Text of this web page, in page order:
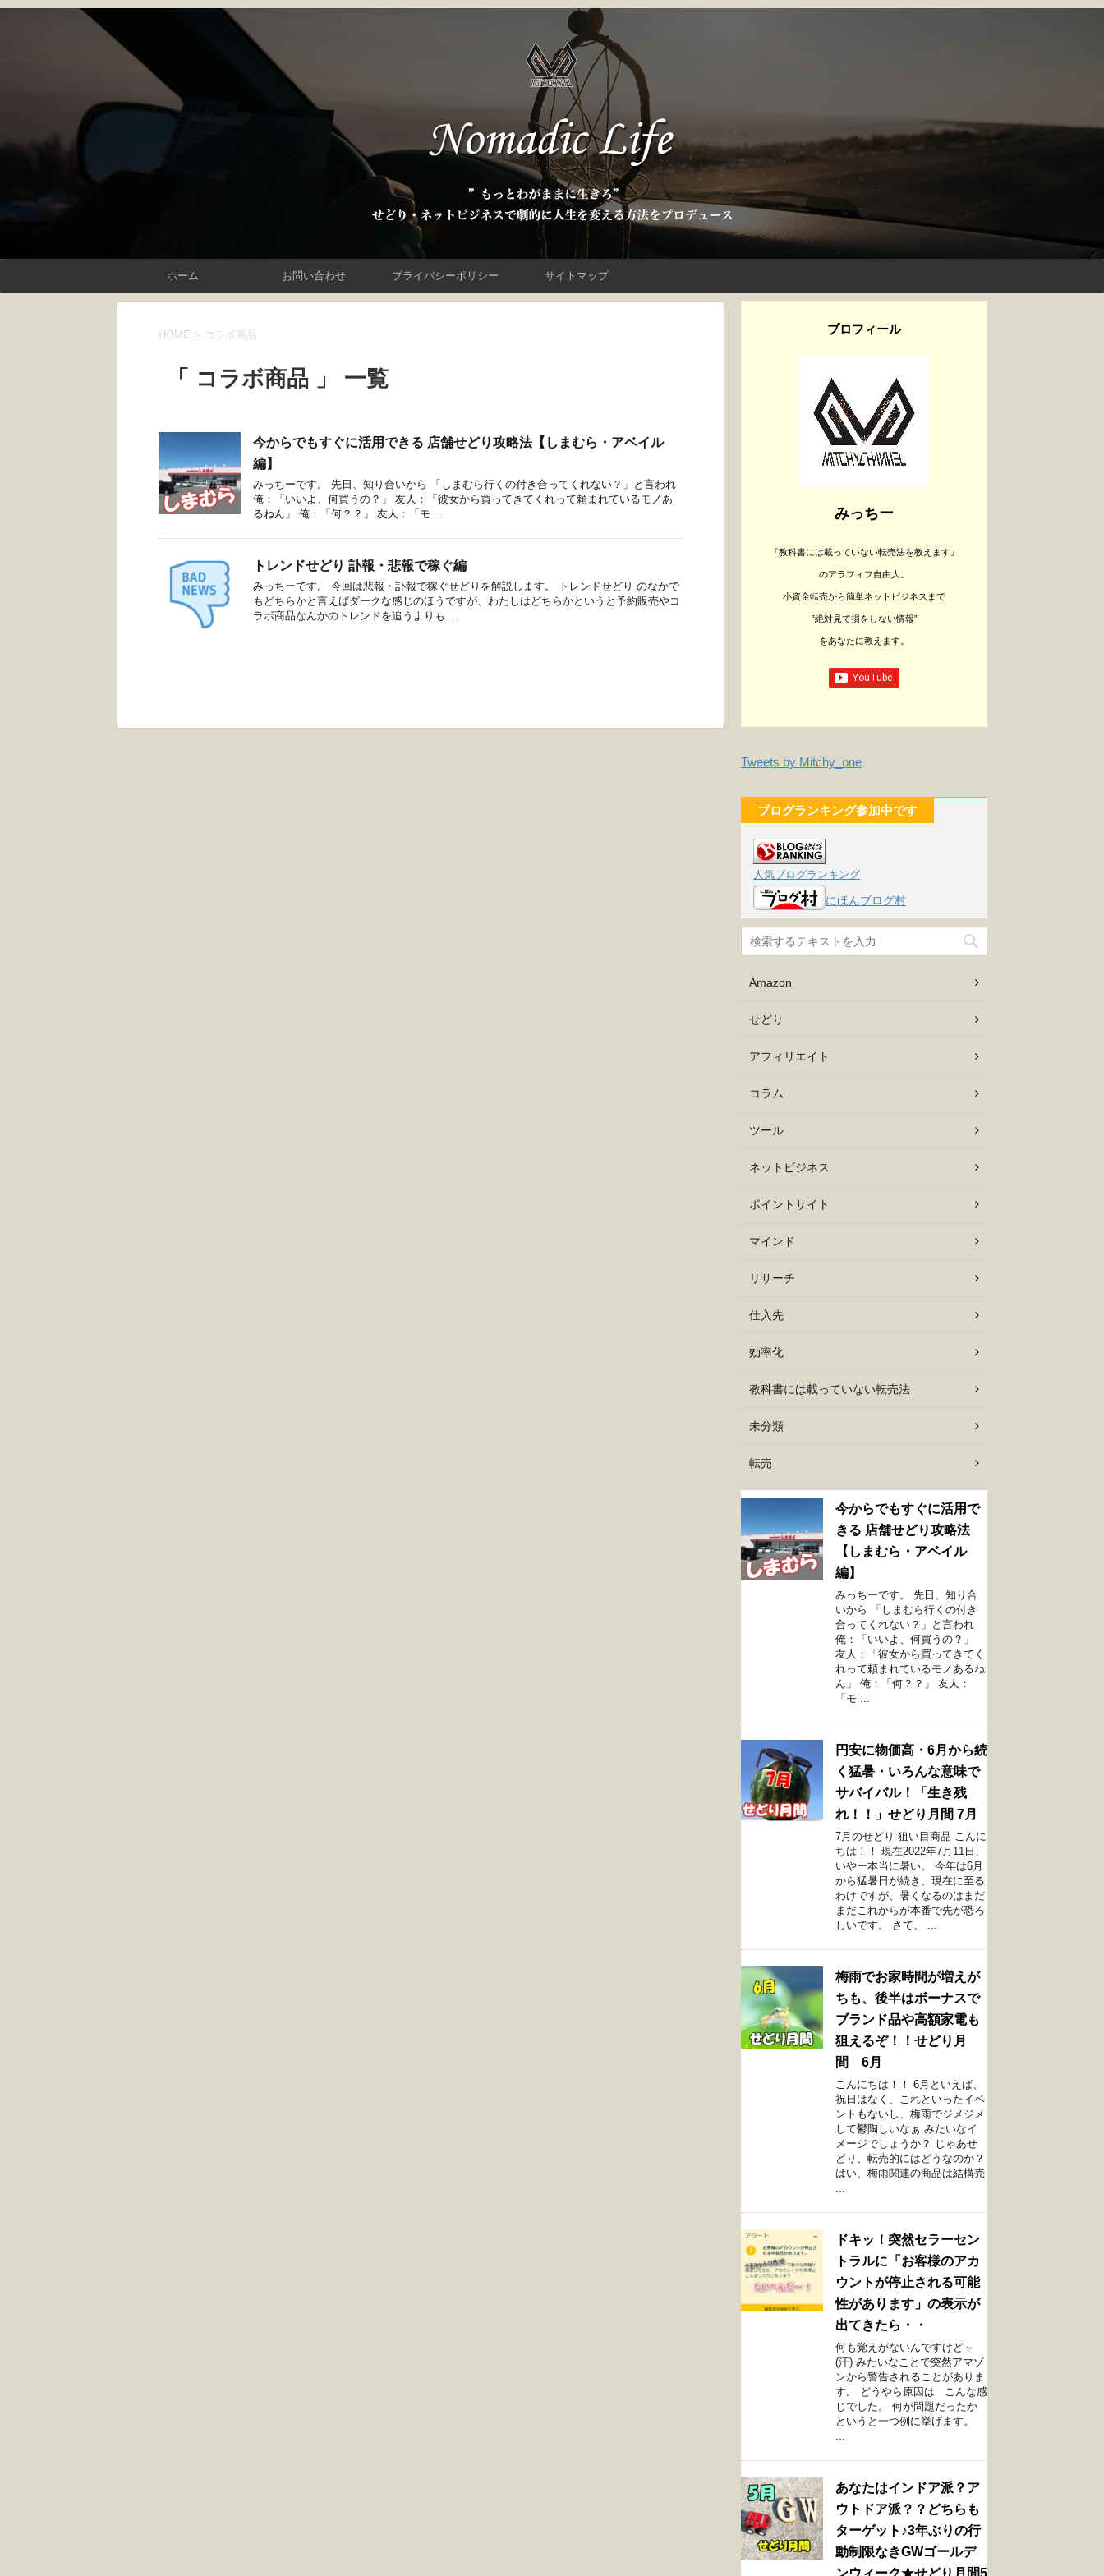
ホーム お問い合わせ プライバシーポリシー サイトマップ
HOME > コラボ商品
「 コラボ商品 」 一覧
今からでもすぐに活用できる 店舗せどり攻略法【しまむら・アベイル
編】
みっちーです。 先日、知り合いから 「しまむら行くの付き合ってくれない？」と言われ
俺：「いいよ、何買うの？」 友人：「彼女から買ってきてくれって頼まれているモノあ
るねん」 俺：「何？？」 友人：「モ ...
トレンドせどり 訃報・悲報で稼ぐ編
みっちーです。 今回は悲報・訃報で稼ぐせどりを解説します。 トレンドせどり のなかで
もどちらかと言えばダークな感じのほうですが、わたしはどちらかというと予約販売やコ
ラボ商品なんかのトレンドを追うよりも ...
プロフィール
みっちー
『教科書には載っていない転売法を教えます』
のアラフィフ自由人。
小資金転売から簡単ネットビジネスまで
”絶対見て損をしない情報”
をあなたに教えます。
Tweets by Mitchy_one
ブログランキング参加中です
人気ブログランキング
にほんブログ村
Amazon
せどり
アフィリエイト
コラム
ツール
ネットビジネス
ポイントサイト
マインド
リサーチ
仕入先
効率化
教科書には載っていない転売法
未分類
転売
今からでもすぐに活用で
きる 店舗せどり攻略法
【しまむら・アベイル
編】
みっちーです。 先日、知り合
いから 「しまむら行くの付き
合ってくれない？」と言われ
俺：「いいよ、何買うの？」
友人：「彼女から買ってきてく
れって頼まれているモノあるね
ん」 俺：「何？？」 友人：
「モ ...
円安に物価高・6月から続
く猛暑・いろんな意味で
サバイバル！「生き残
れ！！」せどり月間 7月
7月のせどり 狙い目商品 こんに
ちは！！ 現在2022年7月11日、
いやー本当に暑い。 今年は6月
から猛暑日が続き、現在に至る
わけですが、暑くなるのはまだ
まだこれからが本番で先が恐ろ
しいです。 さて、 ...
梅雨でお家時間が増えが
ちも、後半はボーナスで
ブランド品や高額家電も
狙えるぞ！！せどり月
間 6月
こんにちは！！ 6月といえば、
祝日はなく、これといったイベ
ントもないし、梅雨でジメジメ
して鬱陶しいなぁ みたいなイ
メージでしょうか？ じゃあせ
どり、転売的にはどうなのか？
はい、梅雨関連の商品は結構売
...
ドキッ！突然セラーセン
トラルに「お客様のアカ
ウントが停止される可能
性があります」の表示が
出てきたら・・
何も覚えがないんですけど～
(汗) みたいなことで突然アマゾ
ンから警告されることがありま
す。 どうやら原因は こんな感
じでした。 何が問題だったか
というと一つ例に挙げます。
...
あなたはインドア派？ア
ウトドア派？？どちらも
ターゲット♪3年ぶりの行
動制限なきGWゴールデ